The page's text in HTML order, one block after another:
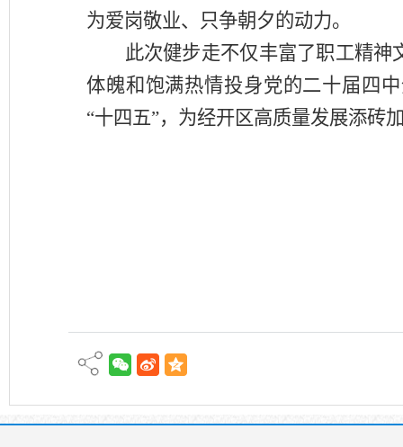
为爱岗敬业、只争朝夕的动力。
此次健步走不仅丰富了职工精
体魄和饱满热情投身党的二十届四
“十四五”，为经开区高质量发展添砖